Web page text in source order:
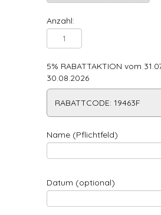
Anzahl:
5% RABATTAKTION vom
30.08.2026
RABATTCODE: 19463F
Name (Pflichtfeld)
Datum (optional)